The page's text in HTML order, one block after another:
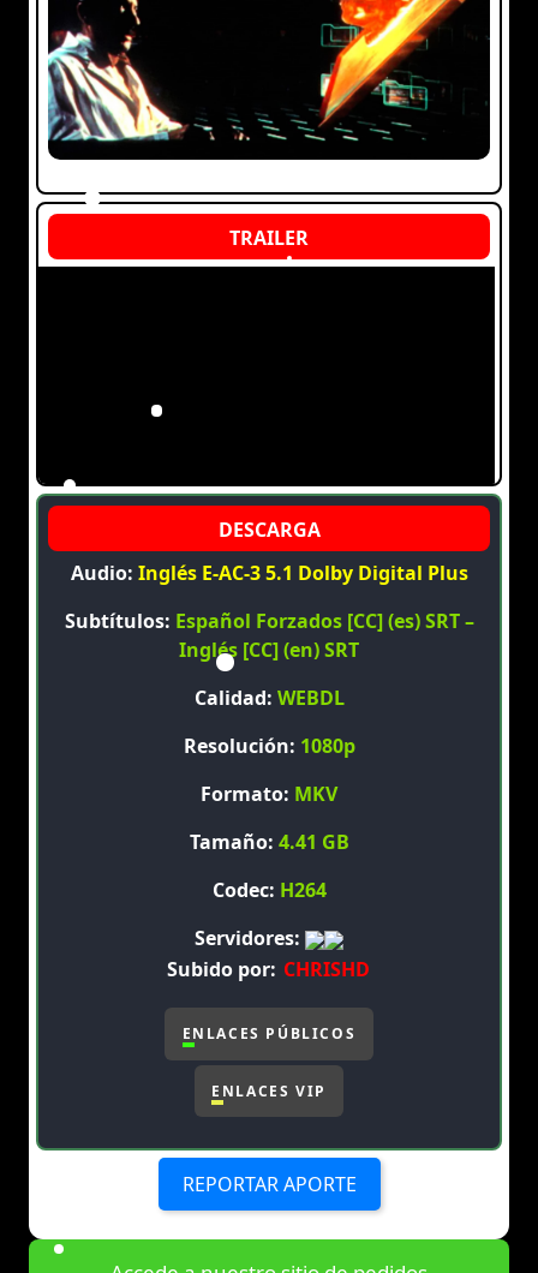
Audio: Inglés E-AC-3 5.1 Dolby Digital Plus
Subtítulos: Español Forzados [CC] (es) SRT –
Inglés [CC] (en) SRT
Calidad: WEBDL
Resolución: 1080p
Formato: MKV
Tamaño: 4.41 GB
Codec: H264
Servidores:
Subido por: CHRISHD
ENLACES PÚBLICOS
ENLACES VIP
REPORTAR APORTE